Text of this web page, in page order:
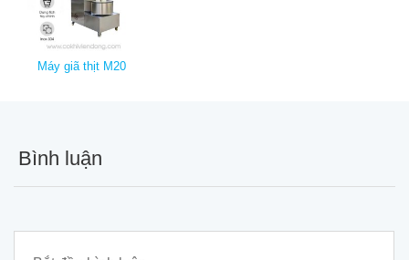
Máy giã thịt M20
Bình luận